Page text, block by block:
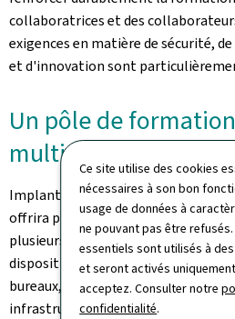
Ce site utilise des cookies
nécessaires à son bon
usage de données à
ne pouvant pas être
essentiels sont utilisés à
et seront activés
acceptez. Consulter notre
confidentialité.
collaboratrices et des
exigences en matière de sécurité,
et d'innovation sont
Un pôle de
multidimensionnel
Implanté sur un site unique, le
offrira près de 7.200 m2 de surface
plusieurs étages. Il accueillera à
dispositifs de formation du Groupe
bureaux, espaces dédiés aux
infrastructures spécialisées telles